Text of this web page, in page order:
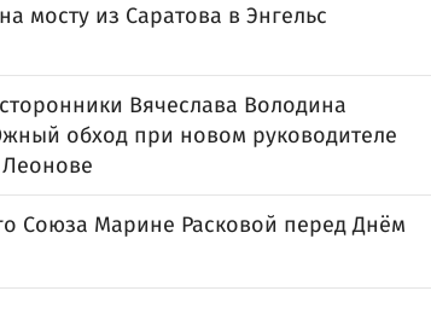
мосту из Саратова в Энгельс
Вячеслава Володина
обход при новом руководителе
Союза Марине Расковой перед Днём